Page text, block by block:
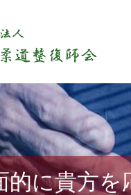
的に貴方を